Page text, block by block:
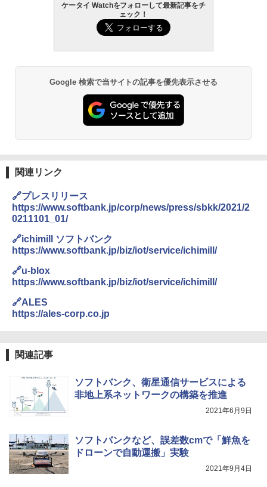
ケータイ Watchをフォローして最新記事をチ
ェック！
Google 検索で当サイトの記事を優先表示させる
関連リンク
🔗プレスリリース
https://www.softbank.jp/corp/news/press/sbkk/2021/2
0211101_01/
🔗ichimill ソフトバンク
https://www.softbank.jp/biz/iot/service/ichimill/
🔗u-blox
https://www.softbank.jp/biz/iot/service/ichimill/
🔗ALES
https://ales-corp.co.jp
関連記事
ソフトバンク、衛星通信サービスによる
非地上系ネットワークの構築を推進
2021年6月9日
ソフトバンクなど、誤差数cmで「鮮魚を
ドローンで自動運搬」実験
2021年9月4日